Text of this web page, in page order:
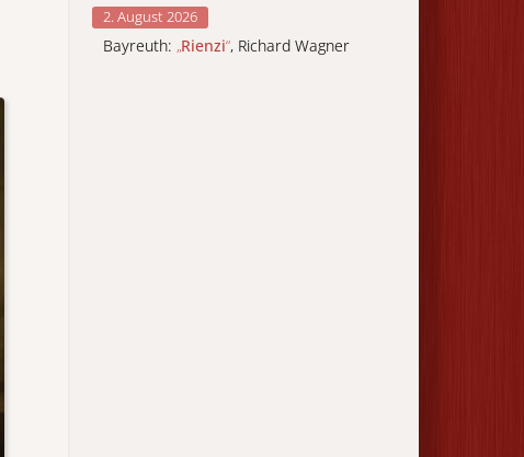
2. August 2026
Bayreuth: „Rienzi“, Richard Wagner